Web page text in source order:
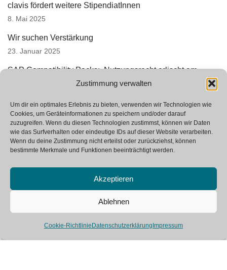
Zustimmung verwalten
Um dir ein optimales Erlebnis zu bieten, verwenden wir Technologien wie
Cookies, um Geräteinformationen zu speichern und/oder darauf
zuzugreifen. Wenn du diesen Technologien zustimmst, können wir Daten
wie das Surfverhalten oder eindeutige IDs auf dieser Website verarbeiten.
Wenn du deine Zustimmung nicht erteilst oder zurückziehst, können
bestimmte Merkmale und Funktionen beeinträchtigt werden.
Akzeptieren
Ablehnen
Cookie-Richtlinie Datenschutzerklärung Impressum
clavis fördert weitere StipendiatInnen
8. Mai 2025
Wir suchen Verstärkung
23. Januar 2025
SAP Compatibility Packs: Nutzungsrecht erlischt am
Datenschutzerklärung